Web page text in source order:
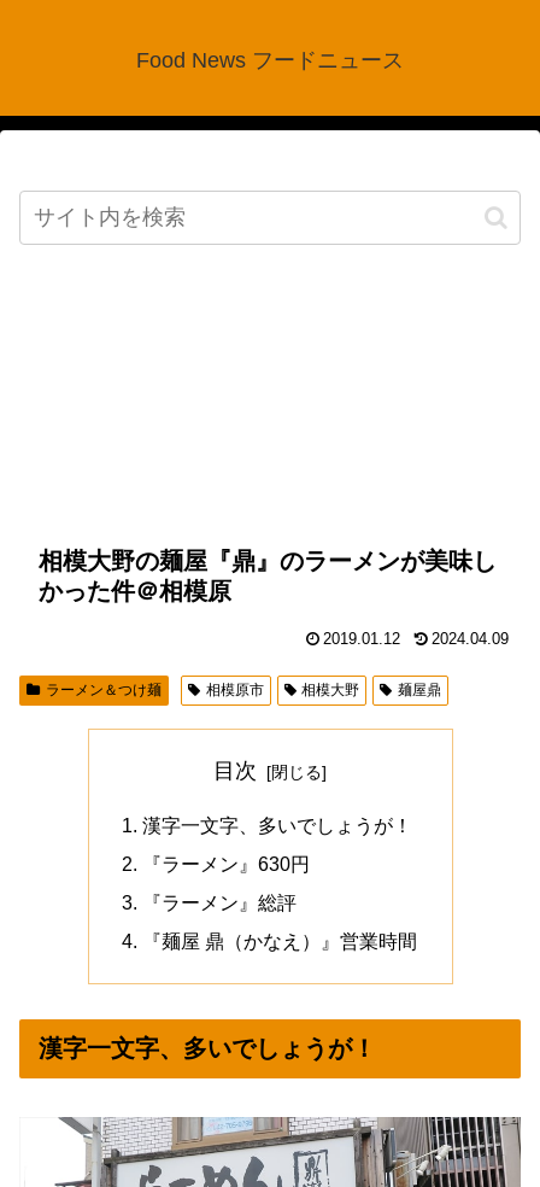
Food News フードニュース
相模大野の麺屋『鼎』のラーメンが美味し
かった件＠相模原
2019.01.12 2024.04.09
ラーメン＆つけ麺 相模原市 相模大野 麺屋鼎
目次
漢字一文字、多いでしょうが！
『ラーメン』630円
『ラーメン』総評
『麺屋 鼎（かなえ）』営業時間
漢字一文字、多いでしょうが！